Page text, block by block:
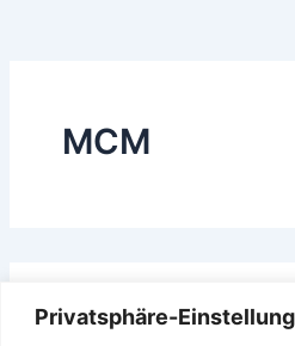
Privatsphäre-
MCM
Das Gesuchte konnte leider
Vielleicht hilft die Suchfunktion.